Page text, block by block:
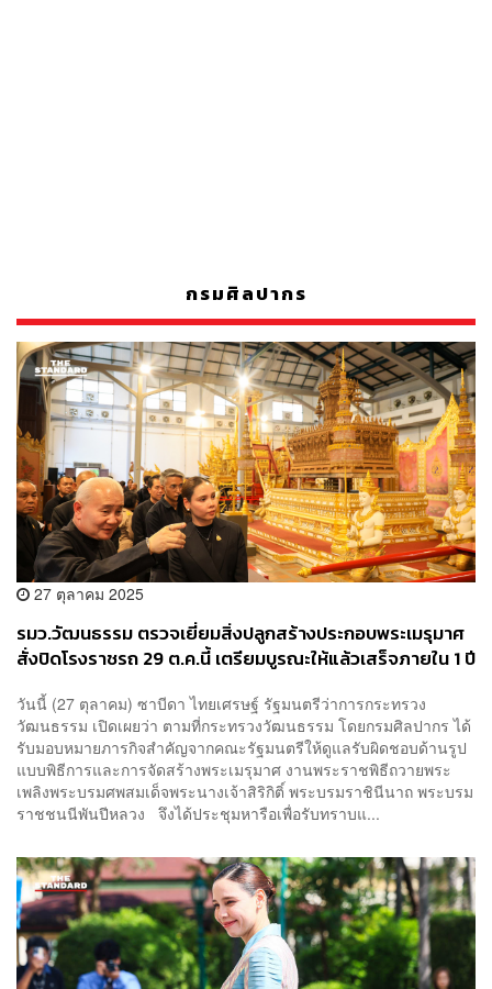
กรมศิลปากร
27 ตุลาคม 2025
รมว.วัฒนธรรม ตรวจเยี่ยมสิ่งปลูกสร้างประกอบพระเมรุมาศ
สั่งปิดโรงราชรถ 29 ต.ค.นี้ เตรียมบูรณะให้แล้วเสร็จภายใน 1 ปี
วันนี้ (27 ตุลาคม) ซาบีดา ไทยเศรษฐ์ รัฐมนตรีว่าการกระทรวง
วัฒนธรรม เปิดเผยว่า ตามที่กระทรวงวัฒนธรรม โดยกรมศิลปากร ได้
รับมอบหมายภารกิจสำคัญจากคณะรัฐมนตรีให้ดูแลรับผิดชอบด้านรูป
แบบพิธีการและการจัดสร้างพระเมรุมาศ งานพระราชพิธีถวายพระ
เพลิงพระบรมศพสมเด็จพระนางเจ้าสิริกิติ์ พระบรมราชินีนาถ พระบรม
ราชชนนีพันปีหลวง จึงได้ประชุมหารือเพื่อรับทราบแ...